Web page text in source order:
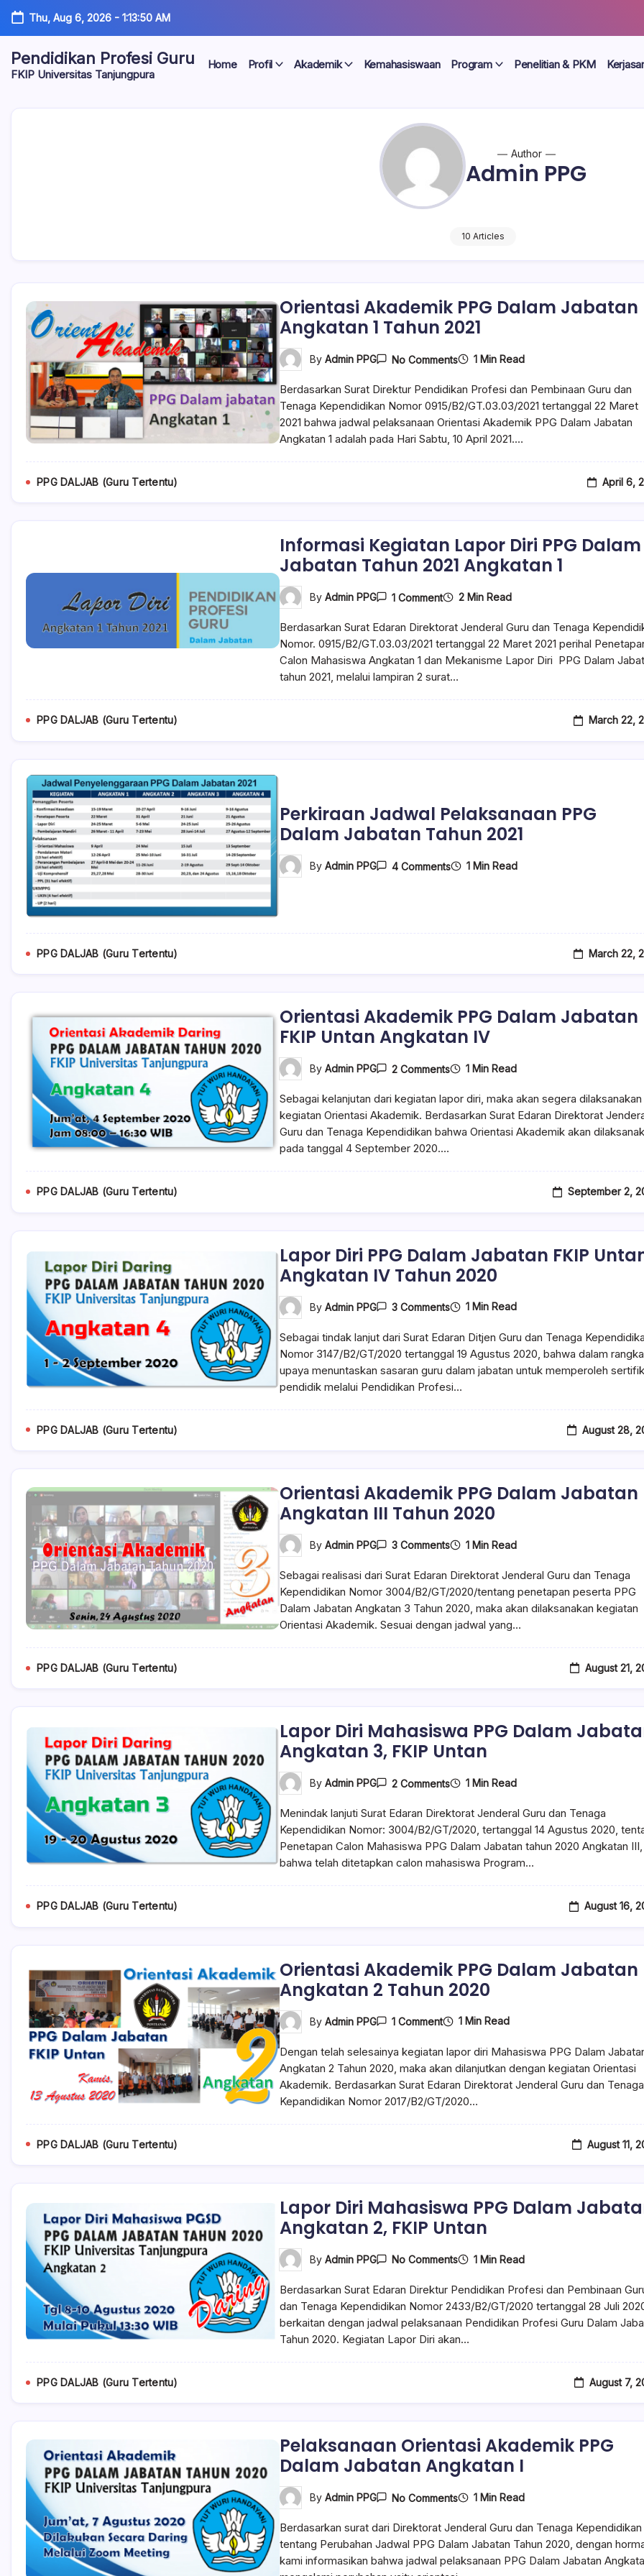
Thu, Aug 6, 2026- 1:13:51 AM
Pendidikan Profesi Guru
FKIP Universitas Tanjungpura
Home Profil Akademik Kemahasiswaan Program Penelitian & PKM
Author
Admin PPG
10 Articles
Orientasi Akademik PPG Dalam Jabatan
Angkatan 1 Tahun 2021
By Admin PPG No Comments 1 Min Read
Berdasarkan Surat Direktur Pendidikan Profesi dan Pembinaan Guru dan
Tenaga Kependidikan Nomor 0915/B2/GT.03.03/2021 tertanggal 22 Maret
2021 bahwa jadwal pelaksanaan Orientasi Akademik PPG Dalam Jabatan
Angkatan 1 adalah pada Hari Sabtu, 10 April 2021.…
PPG DALJAB (Guru Tertentu) April 6,
Informasi Kegiatan Lapor Diri PPG Dalam
Jabatan Tahun 2021 Angkatan 1
By Admin PPG 1 Comment 2 Min Read
Berdasarkan Surat Edaran Direktorat Jenderal Guru dan Tenaga
Nomor. 0915/B2/GT.03.03/2021 tertanggal 22 Maret 2021 perihal
Calon Mahasiswa Angkatan 1 dan Mekanisme Lapor Diri PPG Dalam
tahun 2021, melalui lampiran 2 surat…
PPG DALJAB (Guru Tertentu) March 22,
Perkiraan Jadwal Pelaksanaan PPG
Dalam Jabatan Tahun 2021
By Admin PPG 4 Comments 1 Min Read
PPG DALJAB (Guru Tertentu) March 22,
Orientasi Akademik PPG Dalam Jabatan
FKIP Untan Angkatan IV
By Admin PPG 2 Comments 1 Min Read
Sebagai kelanjutan dari kegiatan lapor diri, maka akan segera dilaksanakan
kegiatan Orientasi Akademik. Berdasarkan Surat Edaran Direktorat
Guru dan Tenaga Kependidikan bahwa Orientasi Akademik akan
pada tanggal 4 September 2020.…
PPG DALJAB (Guru Tertentu) September 2,
Lapor Diri PPG Dalam Jabatan FKIP
Angkatan IV Tahun 2020
By Admin PPG 3 Comments 1 Min Read
Sebagai tindak lanjut dari Surat Edaran Ditjen Guru dan Tenaga
Nomor 3147/B2/GT/2020 tertanggal 19 Agustus 2020, bahwa dalam rangka
upaya menuntaskan sasaran guru dalam jabatan untuk memperoleh
pendidik melalui Pendidikan Profesi…
PPG DALJAB (Guru Tertentu) August 28,
Orientasi Akademik PPG Dalam Jabatan
Angkatan III Tahun 2020
By Admin PPG 3 Comments 1 Min Read
Sebagai realisasi dari Surat Edaran Direktorat Jenderal Guru dan Tenaga
Kependidikan Nomor 3004/B2/GT/2020/tentang penetapan peserta PPG
Dalam Jabatan Angkatan 3 Tahun 2020, maka akan dilaksanakan kegiatan
Orientasi Akademik. Sesuai dengan jadwal yang…
PPG DALJAB (Guru Tertentu) August 21,
Lapor Diri Mahasiswa PPG Dalam
Angkatan 3, FKIP Untan
By Admin PPG 2 Comments 1 Min Read
Menindak lanjuti Surat Edaran Direktorat Jenderal Guru dan Tenaga
Kependidikan Nomor: 3004/B2/GT/2020, tertanggal 14 Agustus 2020,
Penetapan Calon Mahasiswa PPG Dalam Jabatan tahun 2020 Angkatan III,
bahwa telah ditetapkan calon mahasiswa Program…
PPG DALJAB (Guru Tertentu) August 16,
Orientasi Akademik PPG Dalam Jabatan
Angkatan 2 Tahun 2020
By Admin PPG 1 Comment 1 Min Read
Dengan telah selesainya kegiatan lapor diri Mahasiswa PPG Dalam
Angkatan 2 Tahun 2020, maka akan dilanjutkan dengan kegiatan Orientasi
Akademik. Berdasarkan Surat Edaran Direktorat Jenderal Guru dan Tenaga
Kepandidikan Nomor 2017/B2/GT/2020…
PPG DALJAB (Guru Tertentu) August 11,
Lapor Diri Mahasiswa PPG Dalam
Angkatan 2, FKIP Untan
By Admin PPG No Comments 1 Min Read
Berdasarkan Surat Edaran Direktur Pendidikan Profesi dan Pembinaan
dan Tenaga Kependidikan Nomor 2433/B2/GT/2020 tertanggal 28 Juli
berkaitan dengan jadwal pelaksanaan Pendidikan Profesi Guru Dalam
Tahun 2020. Kegiatan Lapor Diri akan…
PPG DALJAB (Guru Tertentu) August 7,
Pelaksanaan Orientasi Akademik PPG
Dalam Jabatan Angkatan I
By Admin PPG No Comments 1 Min Read
Berdasarkan surat dari Direktorat Jenderal Guru dan Tenaga Kependidikan
tentang Perubahan Jadwal PPG Dalam Jabatan Tahun 2020, dengan
kami informasikan bahwa jadwal pelaksanaan PPG Dalam Jabatan